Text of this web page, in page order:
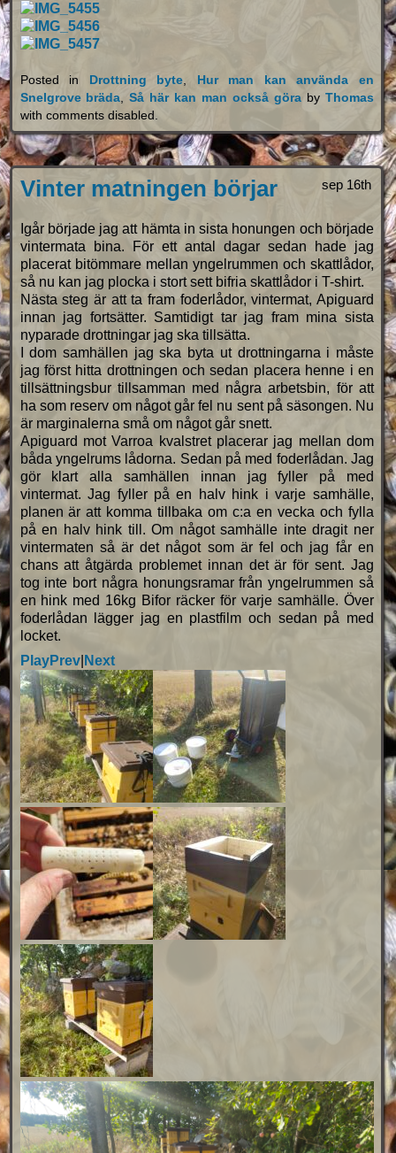
Posted in Drottning byte
Hur man kan använda en
Snelgrove bräda ,Så här kan man också göra by Thomas
with comments disabled
sep 16th
Vinter matningen börjar
Igår började jag att hämta in sista honungen och började
vintermata bina. För ett antal dagar sedan hade jag
placerat bitömmare mellan yngelrummen och skattlådor,
så nu kan jag plocka i stort sett bifria skattlådor i T-shirt.
Nästa steg är att ta fram foderlådor, vintermat, Apiguard
innan jag fortsätter. Samtidigt tar jag fram mina sista
nyparade drottningar jag ska tillsätta.
I dom samhällen jag ska byta ut drottningarna i måste
jag först hitta drottningen och sedan placera henne i en
tillsättningsbur tillsamman med några arbetsbin, för att
ha som reserv om något går fel nu sent på säsongen. Nu
är marginalerna små om något går snett.
Apiguard mot Varroa kvalstret placerar jag mellan dom
båda yngelrums lådorna. Sedan på med foderlådan. Jag
gör klart alla samhällen innan jag fyller på med
vintermat. Jag fyller på en halv hink i varje samhälle,
planen är att komma tillbaka om c:a en vecka och fylla
på en halv hink till. Om något samhälle inte dragit ner
vintermaten så är det något som är fel och jag får en
chans att åtgärda problemet innan det är för sent. Jag
tog inte bort några honungsramar från yngelrummen så
en hink med 16kg Bifor räcker för varje samhälle. Över
foderlådan lägger jag en plastfilm och sedan på med
locket.
PlayPrev| Next